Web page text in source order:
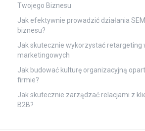
Twojego Biznesu
Jak efektywnie prowadzić działania
biznesu?
Jak skutecznie wykorzystać retargeting
marketingowych
Jak budować kulturę organizacyjną
firmie?
Jak skutecznie zarządzać relacjami z
B2B?